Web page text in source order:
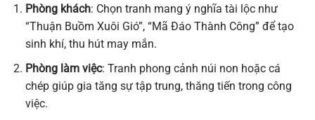
Phòng khách: Chọn tranh mang ý nghĩa tài lộc như
“Thuận Buồm Xuôi Gió”, “Mã Đáo Thành Công” để tạo
sinh khí, thu hút may mắn.
Phòng làm việc: Tranh phong cảnh núi non hoặc cá
chép giúp gia tăng sự tập trung, thăng tiến trong công
việc.